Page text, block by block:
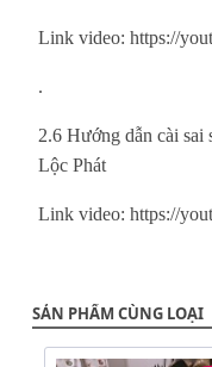
Link video: https://
.
2.6 Hướng dẫn cài sai
Lộc Phát
Link video: https://
SẢN PHẨM CÙNG LOẠI